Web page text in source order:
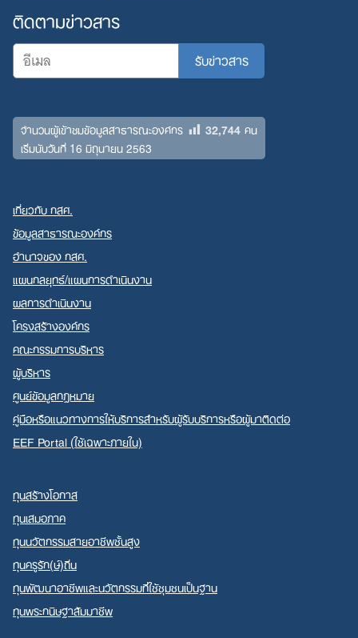
ติดตามข่าวสาร
จำนวนผู้เข้าชมข้อมูลสาธารณะองค์กร 32,744คน
เริ่มนับวันที่ 16 มิถุนายน 2563
เกี่ยวกับ กสศ.
ข้อมูลสาธารณะองค์กร
อำนาจของ กสศ.
แผนกลยุทธ์/แผนการดำเนินงาน
ผลการดำเนินงาน
โครงสร้างองค์กร
คณะกรรมการบริหาร
ผู้บริหาร
ศูนย์ข้อมูลกฎหมาย
คู่มือหรือแนวทางการให้บริการสำหรับผู้รับบริการหรือผู้มาติดต่อ
EEF Portal (ใช้เฉพาะภายใน)
ทุนสร้างโอกาส
ทุนเสมอภาค
ทุนนวัตกรรมสายอาชีพชั้นสูง
ทุนครูรัก(ษ์)ถิ่น
ทุนพัฒนาอาชีพและนวัตกรรมที่ใช้ชุมชนเป็นฐาน
ทุนพระกนิษฐาสัมมาชีพ